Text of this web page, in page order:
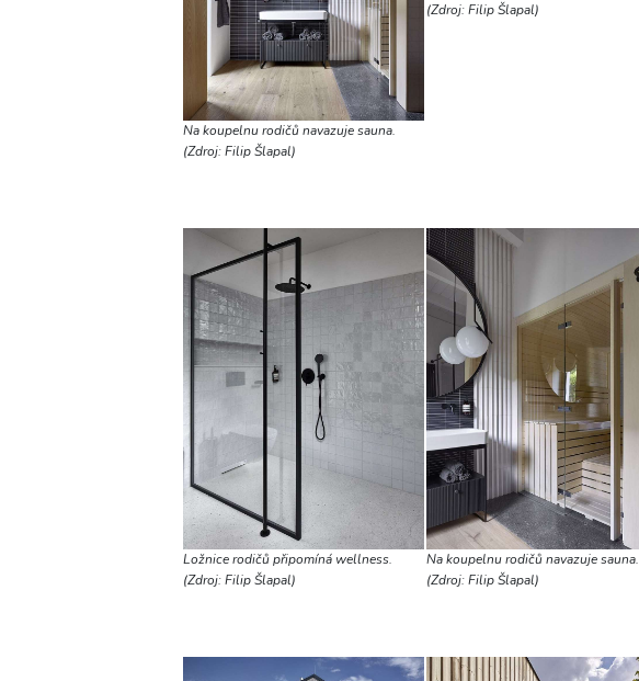
Na koupelnu rodičů navazuje sauna.
(Zdroj: Filip Šlapal)
(Zdroj: Filip Šlapal)
Ložnice rodičů připomíná wellness.
(Zdroj: Filip Šlapal)
Na koupelnu rodičů navazuje sauna.
(Zdroj: Filip Šlapal)